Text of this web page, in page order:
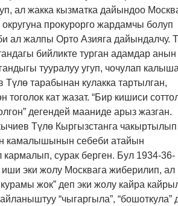
ал жакка кызматка дайындоо
прокурорго жардамчы болуп
ал жалпы Орто Азияга дайындалчу.
бийликте турган адамдар анын
тууралуу угуп, чочулап
тарабынан кулакка тартылган,
кат жазат. “Бир кишиси
дегендей мааниде арыз жазган.
Түлө Кыргызстанга чакыртылып
камалышынын себеби атайын
сурак берген. Бул 1934-36-
эки жолу Москвага жиберилип, ал
жок” деп эки жолу кайра
“чыгаргыла”, “бошоткула”